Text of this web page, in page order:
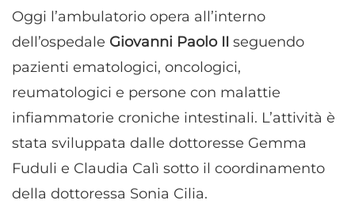
Oggi l’ambulatorio opera all’interno
dell’ospedale Giovanni Paolo II seguendo
pazienti ematologici, oncologici,
reumatologici e persone con malattie
infiammatorie croniche intestinali. L’attività è
stata sviluppata dalle dottoresse Gemma
Fuduli e Claudia Calì sotto il coordinamento
della dottoressa Sonia Cilia.